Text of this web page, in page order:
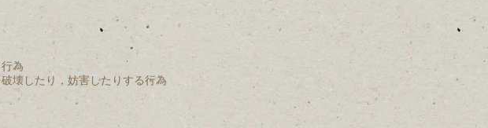
為
壊したり，妨害したりする行為